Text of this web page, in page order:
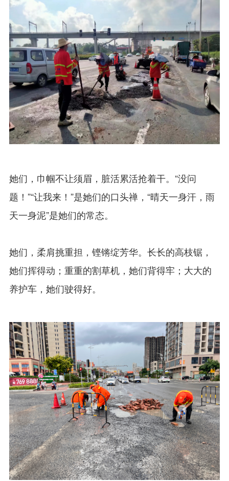
她们，巾帼不让须眉，脏活累活抢着干。“没问
题！”“让我来！”是她们的口头禅，“晴天一身汗，雨
天一身泥”是她们的常态。
她们，柔肩挑重担，铿锵绽芳华。长长的高枝锯，
她们挥得动；重重的割草机，她们背得牢；大大的
养护车，她们驶得好。